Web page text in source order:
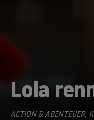
Lola
ACTION & ABENTEUER,